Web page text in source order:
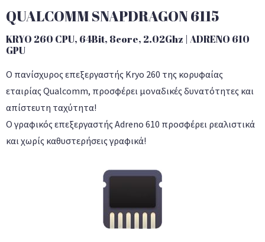
QUALCOMM SNAPDRAGON 6115
KRYO 260 CPU, 64Bit, 8core, 2.02Ghz | ADRENO 610
GPU
Ο πανίσχυρος επεξεργαστής Kryo 260 της κορυφαίας
εταιρίας Qualcomm, προσφέρει μοναδικές δυνατότητες και
απίστευτη ταχύτητα!
Ο γραφικός επεξεργαστής Adreno 610 προσφέρει ρεαλιστικά
και χωρίς καθυστερήσεις γραφικά!